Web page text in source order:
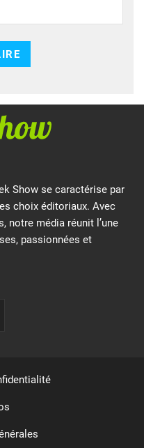
Show se caractérise par
choix éditoriaux. Avec
notre média réunit l’une
passionnées et